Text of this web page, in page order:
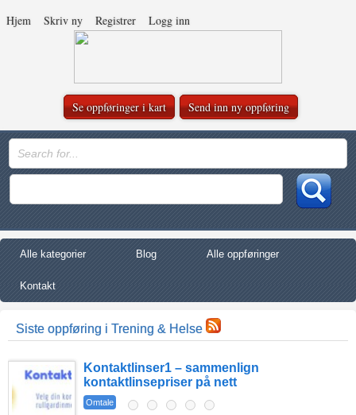
Hjem Skriv ny Registrer Logg inn
Se oppføringer i kart Send inn ny oppføring
Alle kategorier Blog Alle oppføringer
Kontakt
Siste oppføring i Trening & Helse
Kontaktlinser1 – sammenlign
kontaktlinsepriser på nett
Omtale